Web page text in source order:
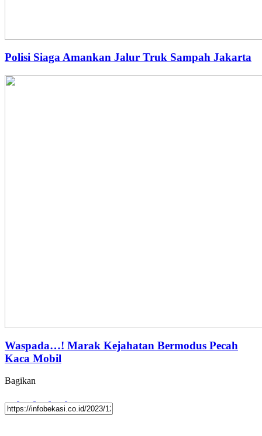
Polisi Siaga Amankan Jalur Truk Sampah Jakarta
Waspada…! Marak Kejahatan Bermodus Pecah
Kaca Mobil
Bagikan